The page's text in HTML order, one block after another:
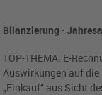
Bilanzierung ·
TOP-THEMA: E-
Auswirkungen auf
„Einkauf“ aus Sicht